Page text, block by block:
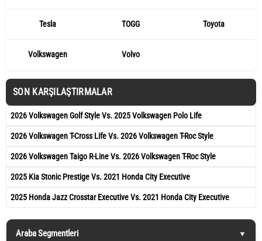
Tesla TOGG Toyota
Volkswagen Volvo
SON KARŞILAŞTIRMALAR
2026 Volkswagen Golf Style Vs. 2025 Volkswagen Polo Life
2026 Volkswagen T-Cross Life Vs. 2026 Volkswagen T-Roc Style
2026 Volkswagen Taigo R-Line Vs. 2026 Volkswagen T-Roc Style
2025 Kia Stonic Prestige Vs. 2021 Honda City Executive
2025 Honda Jazz Crosstar Executive Vs. 2021 Honda City Executive
Araba Segmentleri